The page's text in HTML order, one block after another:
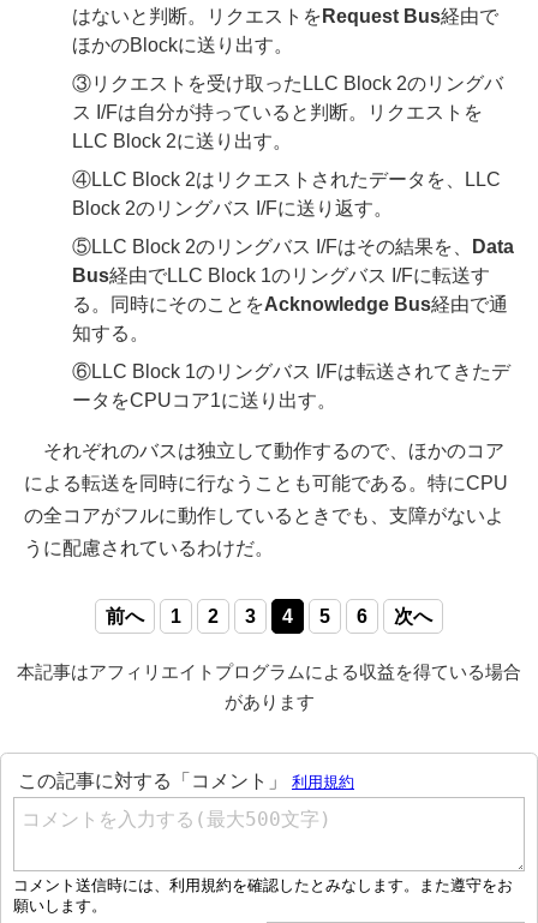
はないと判断。リクエストを Request Bus経由で
ほかのBlockに送り出す。
③リクエストを受け取ったLLC Block 2のリングバ
ス I/Fは自分が持っていると判断。リクエストを
LLC Block 2に送り出す。
④LLC Block 2はリクエストされたデータを、LLC
Block 2のリングバス I/Fに送り返す。
⑤LLC Block 2のリングバス I/Fはその結果を、
Data
Bus経由でLLC Block 1のリングバス I/Fに転送す
る。同時にそのことをAcknowledge Bus経由で通
知する。
⑥LLC Block 1のリングバス I/Fは転送されてきたデ
ータをCPUコア1に送り出す。
それぞれのバスは独立して動作するので、ほかのコア
による転送を同時に行なうことも可能である。特にCPU
の全コアがフルに動作しているときでも、支障がないよ
うに配慮されているわけだ。
前へ 1 2 3 4 5 6 次へ
本記事はアフィリエイトプログラムによる収益を得ている場合
があります